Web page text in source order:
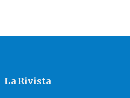
La Rivista